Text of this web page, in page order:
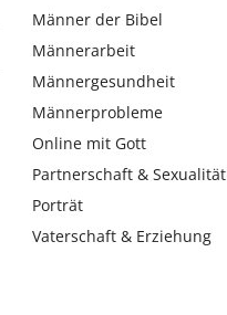
Männer der Bibel
Männerarbeit
Männergesundheit
Männerprobleme
Online mit Gott
Partnerschaft & Sexualität
Porträt
Vaterschaft & Erziehung